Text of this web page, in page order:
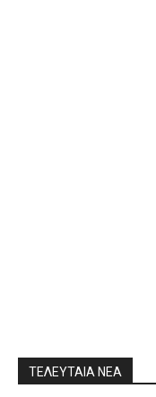
ΤΕΛΕΥΤΑΙΑ ΝΕΑ